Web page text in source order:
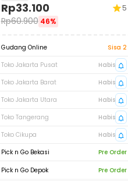
Rp33.100
Rp60.900 46%
5
Gudang Online
Sisa 2
Toko Jakarta Pusat
Habis
Toko Jakarta Barat
Habis
Toko Jakarta Utara
Habis
Toko Tangerang
Habis
Toko Cikupa
Habis
Pick n Go Bekasi
Pre Order
Pick n Go Depok Pre Order